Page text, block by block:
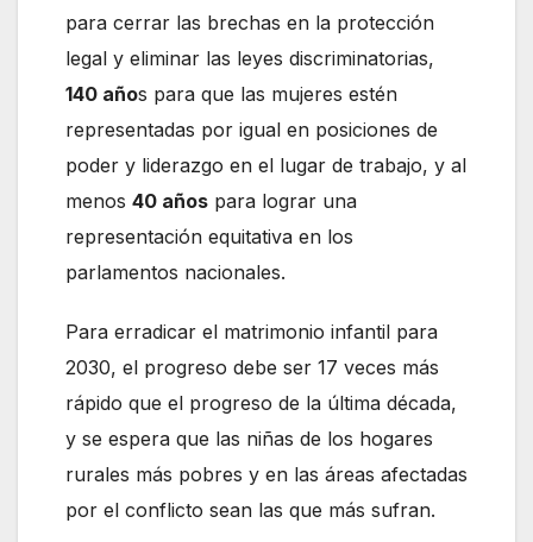
para cerrar las brechas en la protección
legal y eliminar las leyes discriminatorias,
140 años para que las mujeres estén
representadas por igual en posiciones de
poder y liderazgo en el lugar de trabajo, y al
menos 40 años para lograr una
representación equitativa en los
parlamentos nacionales.
Para erradicar el matrimonio infantil para
2030, el progreso debe ser 17 veces más
rápido que el progreso de la última década,
y se espera que las niñas de los hogares
rurales más pobres y en las áreas afectadas
por el conflicto sean las que más sufran.